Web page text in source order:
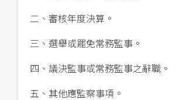
二、審核年度決算。
三、選舉或罷免常務監事。
四、議決監事或常務監事之辭職。
五、其他應監察事項。